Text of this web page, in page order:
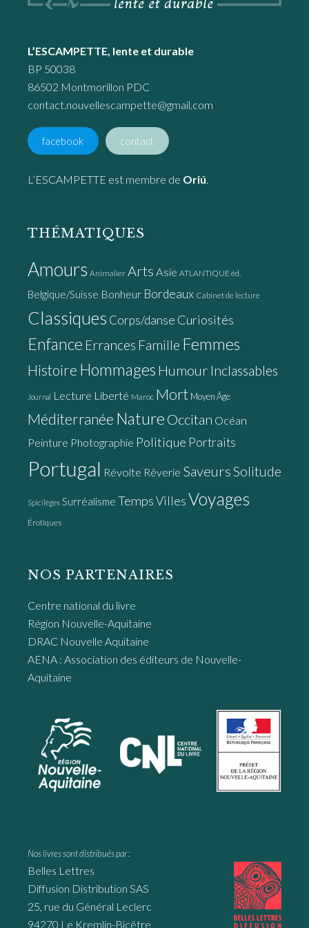
L’ESCAMPETTE, lente et durable
BP 50038
86502 Montmorillon PDC
contact.nouvellescampette@gmail.com
facebook contact
L’ESCAMPETTE est membre de Oriú
THÉMATIQUES
Amours Animalier Arts Asie ATLANTIQUE éd.
Belgique/Suisse Bonheur Bordeaux Cabinet de lecture
Classiques Corps/danse Curiosités
Enfance Errances Famille Femmes
Histoire Hommages Humour Inclassables
Journal Lecture Liberté Maroc Mort Moyen Âge
Méditerranée Nature Occitan Océan
Peinture Photographie Politique Portraits
Portugal Révolte Rêverie Saveurs Solitude
Spicilèges Surréalisme TempsVillesVoyages
Érotiques
NOS PARTENAIRES
Centre national du livre
Région Nouvelle-Aquitaine
DRAC Nouvelle Aquitaine
AENA : Association des éditeurs de Nouvelle-
Aquitaine
Nos livres sont distribués par :
Belles Lettres
Diffusion Distribution SAS
25, rue du Général Leclerc
94270 Le Kremlin-Bicêtre